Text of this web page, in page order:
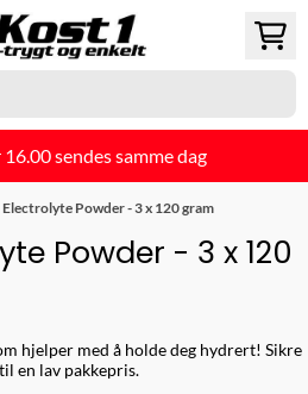
sendes samme dag
Powder - 3 x 120 gram
Powder - 3 x 120
hjelper med å holde deg hydrert! Sikre
en lav pakkepris.